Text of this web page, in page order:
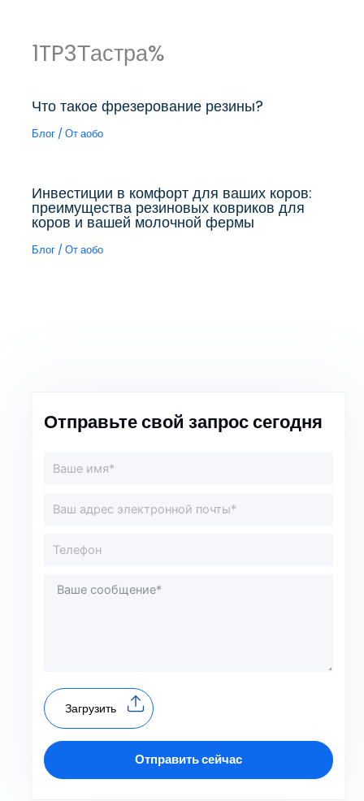
1TP3Тастра%
Что такое фрезерование резины?
Блог / Отаобо
Инвестиции в комфорт для ваших коров:
преимущества резиновых ковриков для
коров и вашей молочной фермы
Блог / Отаобо
Отправьте свой запрос сегодня
Загрузить
Отправить сейчас